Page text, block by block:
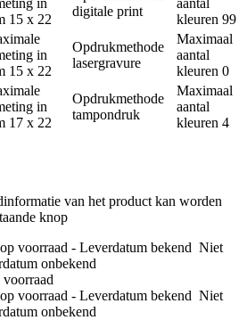
15 x 22
digitale print
kleuren 99
in
15 x 22
Opdrukmethode
lasergravure
Maximaal
aantal
kleuren 0
in
17 x 22
Opdrukmethode
tampondruk
Maximaal
aantal
kleuren 4
van het product kan worden
knop
voorraad - Leverdatum bekend Niet
onbekend
voorraad - Leverdatum bekend Niet
onbekend